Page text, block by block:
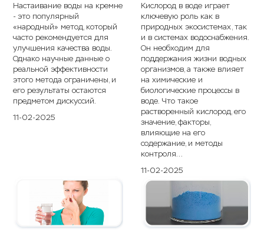
Настаивание воды на кремне
- это популярный
«народный» метод, который
часто рекомендуется для
улучшения качества воды.
Однако научные данные о
реальной эффективности
этого метода ограничены, и
его результаты остаются
предметом дискуссий.
11-02-2025
Кислород в воде играет
ключевую роль как в
природных экосистемах, так
и в системах водоснабжения.
Он необходим для
поддержания жизни водных
организмов, а также влияет
на химические и
биологические процессы в
воде. Что такое
растворенный кислород, его
значение, факторы,
влияющие на его
содержание, и методы
контроля...
11-02-2025